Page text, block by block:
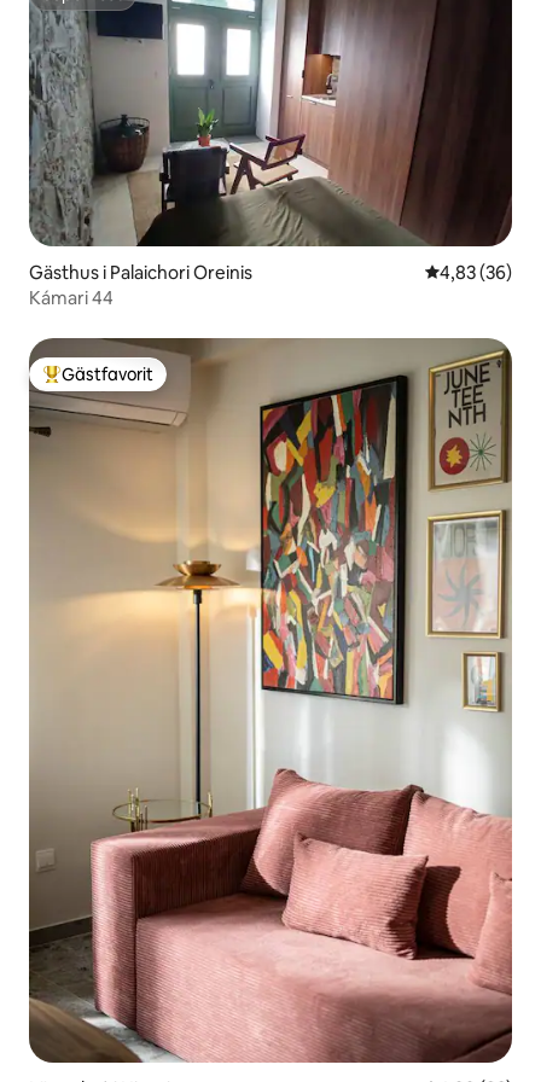
Gästhus i Palaichori Oreinis 4,83 av 5 i
4,83 (36)
Kámari 44
Populär gästfavorit
Gästfavorit